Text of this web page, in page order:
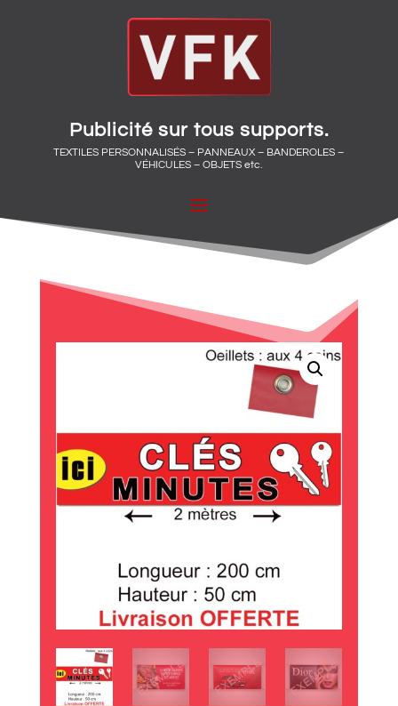
Publicité sur tous supports.
TEXTILES PERSONNALISÉS – PANNEAUX – BANDEROLES –
VÉHICULES – OBJETS etc.